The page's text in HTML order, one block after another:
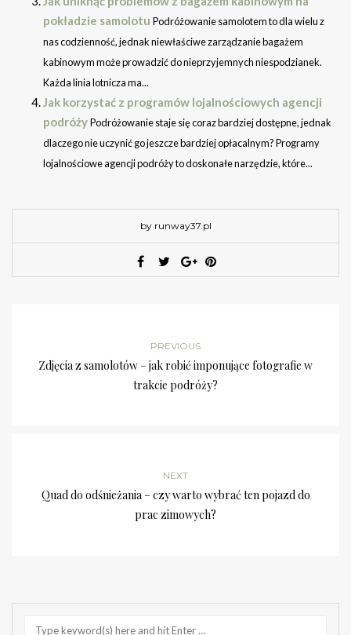
pokładzie samolotu Podróżowanie samolotem to dla wielu z
nas codzienność, jednak niewłaściwe zarządzanie bagażem
kabinowym może prowadzić do nieprzyjemnych niespodzianek.
Każda linia lotnicza ma...
Jak korzystać z programów lojalnościowych agencji
podróżyPodróżowanie staje się coraz bardziej dostępne, jednak
dlaczego nie uczynić go jeszcze bardziej opłacalnym? Programy
lojalnościowe agencji podróży to doskonałe narzędzie, które...
by runway37.pl
PREVIOUS
Zdjęcia z samolotów – jak robić imponujące fotografie w
trakcie podróży?
NEXT
Quad do odśnieżania – czy warto wybrać ten pojazd do
prac zimowych?